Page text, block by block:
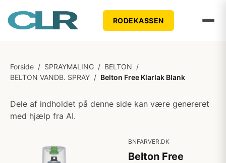
RODEKASSEN
Forside / SPRAYMALING / BELTON /
BELTON VANDB. SPRAY / Belton Free Klarlak Blank
Dele af indholdet på denne side kan være genereret
med hjælp fra AI.
BNFARVER.DK
Belton Free